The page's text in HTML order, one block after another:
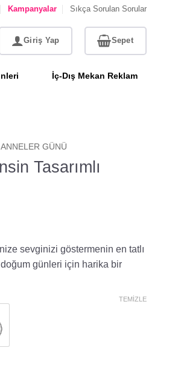
Kampanyalar Sıkça Sorulan Sorular
İç-Dış Mekan Reklam
ANNELER GÜNÜ
Tasarımlı
sevginizi göstermenin en tatlı
günleri için harika bir
TEMIZLE